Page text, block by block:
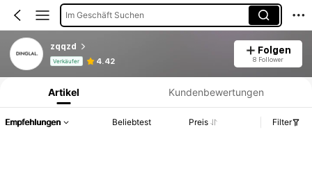
Im Geschäft Suchen
zqqzd
Verkäufer 4.42
Folgen
8 Follower
Produktinformation: Preisangabe, Verkaufs- und Lagerbestandsdetails.
Artikel Kundenbewertungen
Empfehlungen Beliebtest Preis Filter